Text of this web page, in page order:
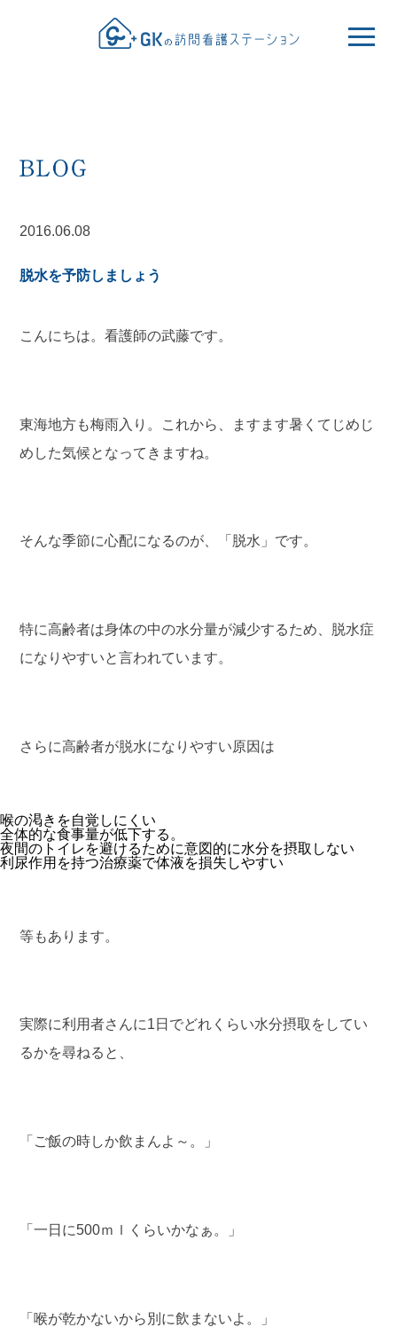
2016.06.08
脱水を予防しましょう
こんにちは。看護師の武藤です。
東海地方も梅雨入り。これから、ますます暑くてじめじ
めした気候となってきますね。
そんな季節に心配になるのが、「脱水」です。
特に高齢者は身体の中の水分量が減少するため、脱水症
になりやすいと言われています。
さらに高齢者が脱水になりやすい原因は
喉の渇きを自覚しにくい
全体的な食事量が低下する。
夜間のトイレを避けるために意図的に水分を摂取しない
利尿作用を持つ治療薬で体液を損失しやすい
等もあります。
実際に利用者さんに1日でどれくらい水分摂取をしてい
るかを尋ねると、
「ご飯の時しか飲まんよ～。」
「一日に500ｍｌくらいかなぁ。」
「喉が乾かないから別に飲まないよ。」